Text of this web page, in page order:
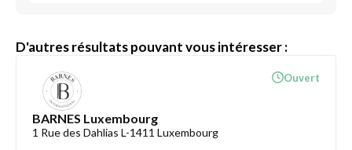
D'autres résultats pouvant vous intéresser :
BARNES Luxembourg
1 Rue des Dahlias L-1411 Luxembourg
Ouvert